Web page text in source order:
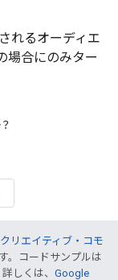
れるオーディエ
場合にのみター
クリエイティブ・コモ
。コードサンプルは
しくは、 Google